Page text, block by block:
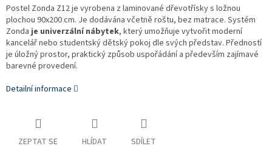
Postel Zonda Z12 je vyrobena z laminované dřevotřísky s ložnou
plochou 90x200 cm. Je dodávána včetně roštu, bez matrace. Systém
Zondaje univerzální nábytek, který umožňuje vytvořit moderní
kancelář nebo studentský dětský pokoj dle svých představ. Předností
je úložný prostor, praktický způsob uspořádání a především zajímavé
barevné provedení.
Detailní informace
ZEPTAT SE HLÍDAT SDÍLET